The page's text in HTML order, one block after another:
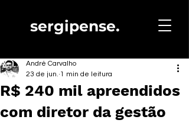
sergipense.
R$ 240 mil apreendidos
com diretor da gestão
André Carvalho
23 de jun. 1 min de leitura